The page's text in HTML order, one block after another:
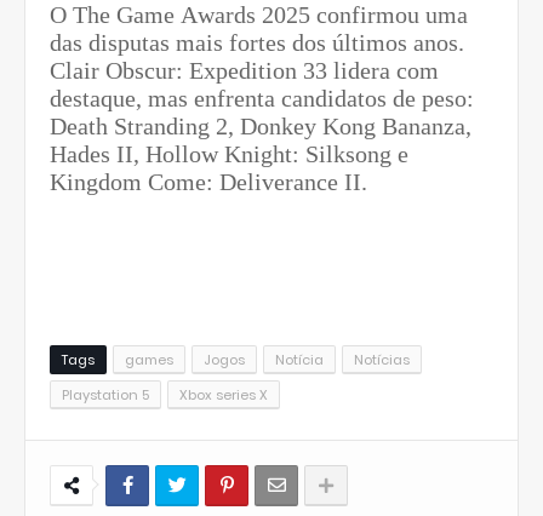
O The Game Awards 2025 confirmou uma
das disputas mais fortes dos últimos anos.
Clair Obscur: Expedition 33 lidera com
destaque, mas enfrenta candidatos de peso:
Death Stranding 2, Donkey Kong Bananza,
Hades II, Hollow Knight: Silksong e
Kingdom Come: Deliverance II.
Tags games Jogos Notícia
Notícias
Playstation 5
Xbox series X